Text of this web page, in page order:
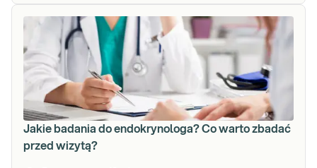
Jakie badania do endokrynologa? Co warto zbadać
przed wizytą?